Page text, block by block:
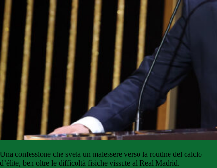
Una confessione che svela un malessere verso la routine del calcio
d’élite, ben oltre le difficoltà fisiche vissute al Real Madrid.